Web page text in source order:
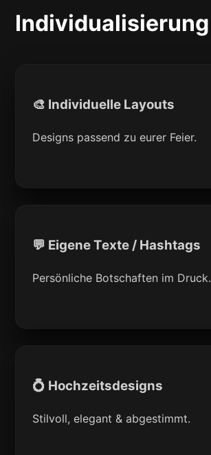
Individualisierung
🎨 Individuelle Layouts
Designs passend zu eurer Feier.
💬 Eigene Texte / Hashtags
Persönliche Botschaften im Druck.
💍 Hochzeitsdesigns
Stilvoll, elegant & abgestimmt.